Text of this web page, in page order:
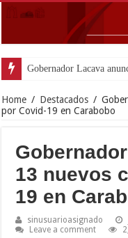
Gobernador Lacava
Home / Destacados /
por Covid-19 en Carabobo
13 nuevos
19 en
sinusuarioasignado
Leave a comment